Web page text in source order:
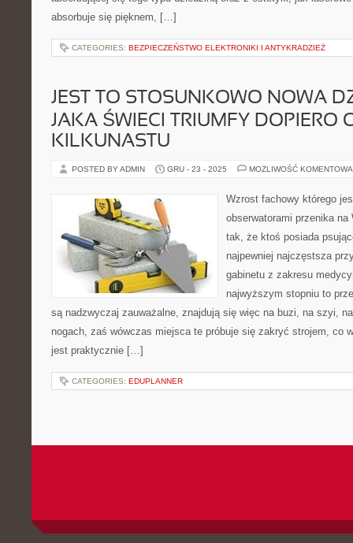
absorbuje się pięknem, […]
CATEGORIES: BEZPIECZEŃSTWO ELEKTRONIKI I ANTYKRADZIEŻ
JEST TO STOSUNKOWO NOWA
JAKA ŚWIECI TRIUMFY DOPIERO
KILKUNASTU
POSTED BY ADMIN GRU - 23 - 2025 MOŻLIWOŚĆ
Wzrost fachowy którego
obserwatorami przenika
tak, że ktoś posiada
najpewniej najczęstsza
gabinetu z zakresu
najwyższym stopniu to
są nadzwyczaj zauważalne, znajdują się więc na buzi, na szyi,
nogach, zaś wówczas miejsca te próbuje się zakryć strojem, co
jest praktycznie […]
CATEGORIES: EDUPLANNER